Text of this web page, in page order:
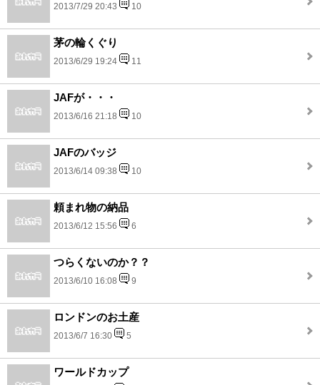
2013/7/29 20:43 10
茅の輪くぐり
2013/6/29 19:24 11
JAFが・・・
2013/6/16 21:18 10
JAFのバッジ
2013/6/14 09:38 10
頼まれ物の納品
2013/6/12 15:56 6
つらくないのか？？
2013/6/10 16:08 9
ロンドンのお土産
2013/6/7 16:30 5
ワールドカップ